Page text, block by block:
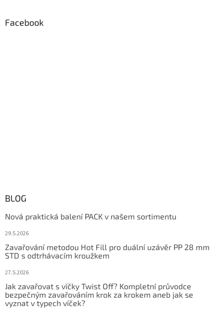
Facebook
BLOG
Nová praktická balení PACK v našem sortimentu
29.5.2026
Zavařování metodou Hot Fill pro duální uzávěr PP 28 mm
STD s odtrhávacím kroužkem
27.5.2026
Jak zavařovat s víčky Twist Off? Kompletní průvodce
bezpečným zavařováním krok za krokem aneb jak se
vyznat v typech víček?